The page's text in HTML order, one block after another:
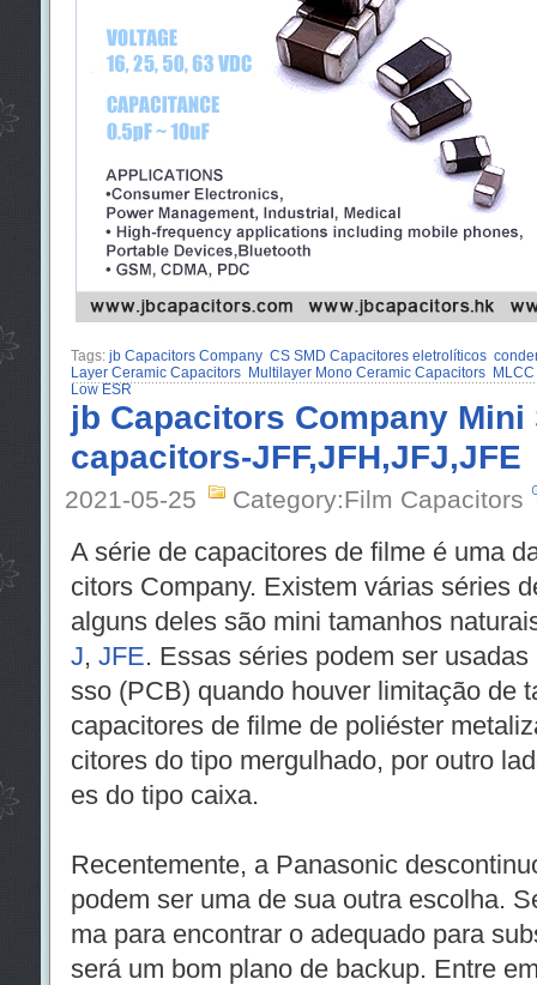
Tags: jb Capacitors Company CS SMD Capacitores eletrolíticos
Layer Ceramic Capacitors
Multilayer Mono Ceramic Capacitors
Low ESR
jb Capacitors Company Mini
capacitors-JFF,JFH,JFJ,JFE
2021-05-25 Category:Film Capacitors
A série de capacitores de filme é uma
citors Company. Existem várias séries
alguns deles são mini tamanhos
J, JFE. Essas séries podem ser
sso (PCB) quando houver limitação de
capacitores de filme de poliéster
citores do tipo mergulhado, por outro
es do tipo caixa.
Recentemente, a Panasonic
podem ser uma de sua outra escolha.
ma para encontrar o adequado para
será um bom plano de backup. Entre